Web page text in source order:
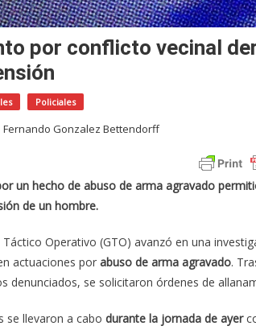
por conflicto vecinal
Policiales
Fernando Gonzalez Bettendorff
un hecho de abuso de arma agravado
de un hombre.
Operativo (GTO) avanzó en una
actuaciones por abuso de arma agravado.
denunciados, se solicitaron órdenes de
se llevaron a cabo durante la jornada de ayer